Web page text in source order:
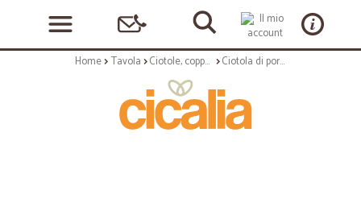
Home Tavola Ciotole, coppette ed insalatiere Ciotola di porcellana bianca a forma di x